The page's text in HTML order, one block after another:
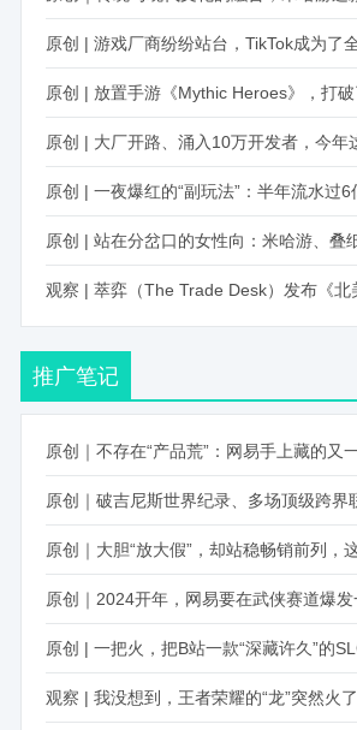
推广笔记
观察 | 我没想到，王者荣耀的“龙”突然火了